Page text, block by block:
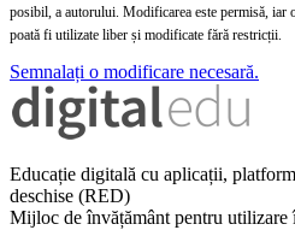
posibil, a autorului. Modificarea este permisă, iar
poată fi utilizate liber și modificate fără restricții.
Semnalați o modificare necesară.
Educație digitală cu aplicații,
deschise (RED)
Mijloc de învățământ pentru utilizare